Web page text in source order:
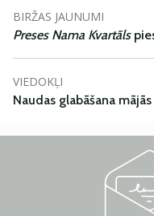
BIRŽAS JAUNUMI
Preses Nama Kvartāls
VIEDOKĻI
Naudas glabāšana